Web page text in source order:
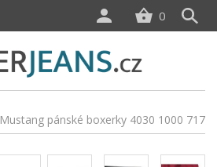
Mustang pánské boxerky 4030 1000 717
0